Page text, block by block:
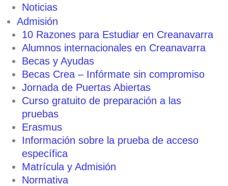
Noticias
Admisión
10 Razones para Estudiar en Creanavarra
Alumnos internacionales en Creanavarra
Becas y Ayudas
Becas Crea – Infórmate sin compromiso
Jornada de Puertas Abiertas
Curso gratuito de preparación a las
pruebas
Erasmus
Información sobre la prueba de acceso
específica
Matrícula y Admisión
Normativa